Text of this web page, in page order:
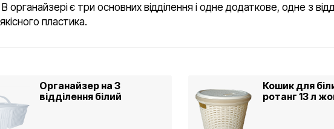
є три основних відділення і одне додаткове, одне з
пластика.
Органайзер на 3
відділення білий
Кошик для
ротанг 13 л